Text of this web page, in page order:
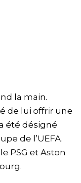
la main.
de lui offrir une
été désigné
de l’UEFA.
PSG et Aston